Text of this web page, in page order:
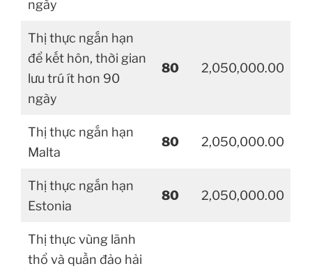
ngày
Thị thực ngắn hạn
để kết hôn, thời gian
lưu trú ít hơn 90
ngày
80 2,050,000.00
Thị thực ngắn hạn
Malta
80 2,050,000.00
Thị thực ngắn hạn
Estonia
80 2,050,000.00
Thị thực vùng lãnh
thổ và quần đảo hải